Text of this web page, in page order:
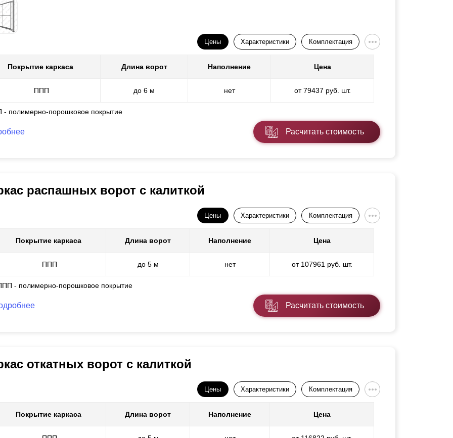
Цены Характеристики Комплектация
Покрытие каркаса Длина ворот Наполнение Цена
ППП до 6 м нет от 79437 руб. шт.
- полимерно-порошковое покрытие
Расчитать стоимость
распашных ворот с калиткой
Цены Характеристики Комплектация
Покрытие каркаса Длина ворот Наполнение Цена
ППП до 5 м нет от 107961 руб. шт.
- полимерно-порошковое покрытие
Расчитать стоимость
откатных ворот с калиткой
Цены Характеристики Комплектация
Покрытие каркаса Длина ворот Наполнение Цена